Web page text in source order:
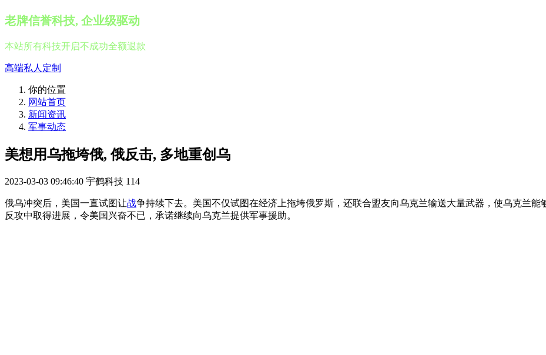
老牌信誉科技, 企业级驱动
本站所有科技开启不成功全额退款
高端私人定制
你的位置
网站首页
新闻资讯
军事动态
美想用乌拖垮俄, 俄反击, 多地重创乌
2023-03-03 09:46:40 宇鹤科技 114
俄乌冲突后，美国一直试图让战争持续下去。美国不仅试图在经济上拖垮俄罗斯，还联合盟友向乌克兰输送大量武器，使乌克兰
反攻中取得进展，令美国兴奋不已，承诺继续向乌克兰提供军事援助。